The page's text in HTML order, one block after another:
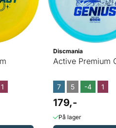
1
Discmania
Active Premium
7 5 -4 1
179,-
På lager